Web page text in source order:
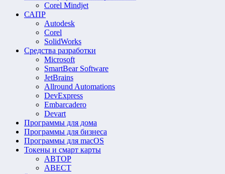
Corel Mindjet
САПР
Autodesk
Corel
SolidWorks
Средства разработки
Microsoft
SmartBear Software
JetBrains
Allround Automations
DevExpress
Embarcadero
Devart
Программы для дома
Программы для бизнеса
Программы для macOS
Токены и смарт карты
АВТОР
АВЕСТ